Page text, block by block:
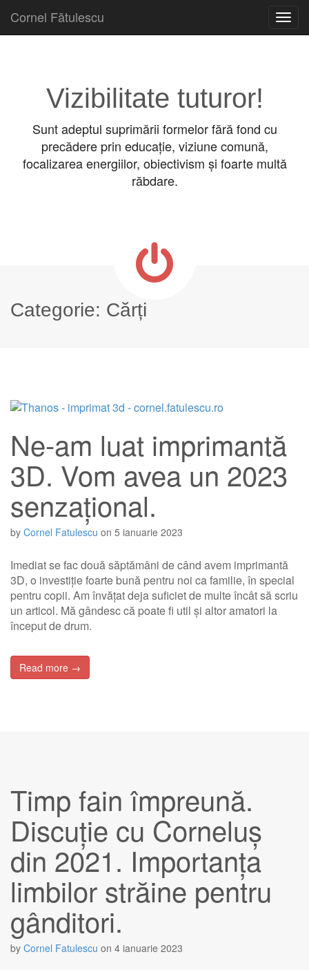
Cornel Fătulescu
Vizibilitate tuturor!
Sunt adeptul suprimării formelor fără fond cu
precădere prin educație, viziune comună,
focalizarea energiilor, obiectivism și foarte multă
răbdare.
Categorie: Cărți
Ne-am luat imprimantă
3D. Vom avea un 2023
senzațional.
by Cornel Fatulescu on 5 ianuarie 2023
Imediat se fac două săptămâni de când avem imprimantă
3D, o investiție foarte bună pentru noi ca familie, în special
pentru copii. Am învățat deja suficiet de multe încât să scriu
un articol. Mă gândesc că poate fi util și altor amatori la
început de drum.
Read more →
Timp fain împreună.
Discuție cu Corneluș
din 2021. Importanța
limbilor străine pentru
gânditori.
by Cornel Fatulescu on 4 ianuarie 2023